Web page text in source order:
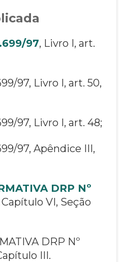
97, Livro I, art.
97, Livro I, art. 50,
97, Livro I, art. 48;
97, Apêndice III,
DRP Nº
Capítulo VI, Seção
DRP Nº
III.